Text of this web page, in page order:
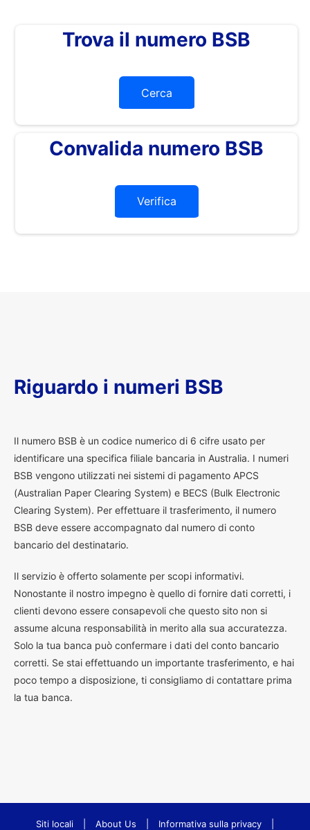
Trova il numero BSB
Cerca
Convalida numero BSB
Verifica
Riguardo i numeri BSB
Il numero BSB è un codice numerico di 6 cifre usato per
identificare una specifica filiale bancaria in Australia. I numeri
BSB vengono utilizzati nei sistemi di pagamento APCS
(Australian Paper Clearing System) e BECS (Bulk Electronic
Clearing System). Per effettuare il trasferimento, il numero
BSB deve essere accompagnato dal numero di conto
bancario del destinatario.
Il servizio è offerto solamente per scopi informativi.
Nonostante il nostro impegno è quello di fornire dati corretti, i
clienti devono essere consapevoli che questo sito non si
assume alcuna responsabilità in merito alla sua accuratezza.
Solo la tua banca può confermare i dati del conto bancario
corretti. Se stai effettuando un importante trasferimento, e hai
poco tempo a disposizione, ti consigliamo di contattare prima
la tua banca.
Siti locali About Us Informativa sulla privacy